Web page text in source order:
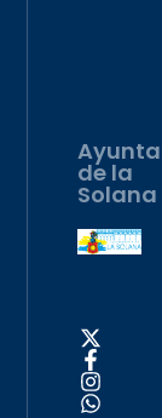
de la
Solana